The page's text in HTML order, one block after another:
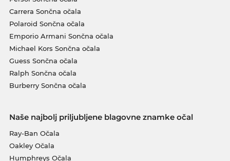
Carrera Sončna očala
Polaroid Sončna očala
Emporio Armani Sončna očala
Michael Kors Sončna očala
Guess Sončna očala
Ralph Sončna očala
Burberry Sončna očala
Naše najbolj priljubljene blagovne znamke očal
Ray-Ban Očala
Oakley Očala
Humphreys Očala